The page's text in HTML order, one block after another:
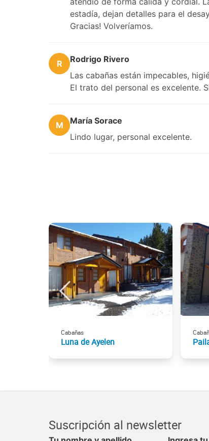
estadía, dejan detalles para el
Gracias! Volveríamos.
R
Rodrigo Rivero
Las cabañas están impecables,
El trato del personal es excelente.
M
María Sorace
Lindo lugar, personal excelente.
Cabañas
Luna de Ayelen
Suscripción al newsletter